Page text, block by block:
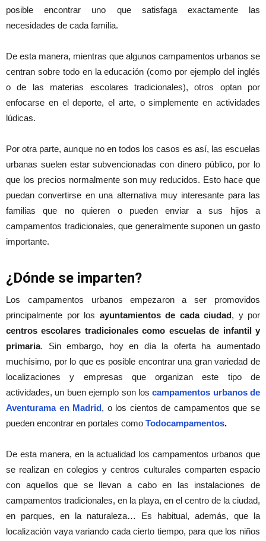
posible encontrar uno que satisfaga exactamente las
necesidades de cada familia.
De esta manera, mientras que algunos campamentos urbanos se
centran sobre todo en la educación (como por ejemplo del inglés
o de las materias escolares tradicionales), otros optan por
enfocarse en el deporte, el arte, o simplemente en actividades
lúdicas.
Por otra parte, aunque no en todos los casos es así, las escuelas
urbanas suelen estar subvencionadas con dinero público, por lo
que los precios normalmente son muy reducidos. Esto hace que
puedan convertirse en una alternativa muy interesante para las
familias que no quieren o pueden enviar a sus hijos a
campamentos tradicionales, que generalmente suponen un gasto
importante.
¿Dónde se imparten?
Los campamentos urbanos empezaron a ser promovidos
principalmente por los ayuntamientos de cada ciudad, y por
centros escolares tradicionales como escuelas de infantil y
primaria. Sin embargo, hoy en día la oferta ha aumentado
muchísimo, por lo que es posible encontrar una gran variedad de
localizaciones y empresas que organizan este tipo de
actividades, un buen ejemplo son loscampamentos urbanos de
Aventurama en Madrid, o los cientos de campamentos que se
pueden encontrar en portales como Todocampamentos.
De esta manera, en la actualidad los campamentos urbanos que
se realizan en colegios y centros culturales comparten espacio
con aquellos que se llevan a cabo en las instalaciones de
campamentos tradicionales, en la playa, en el centro de la ciudad,
en parques, en la naturaleza… Es habitual, además, que la
localización vaya variando cada cierto tiempo, para que los niños